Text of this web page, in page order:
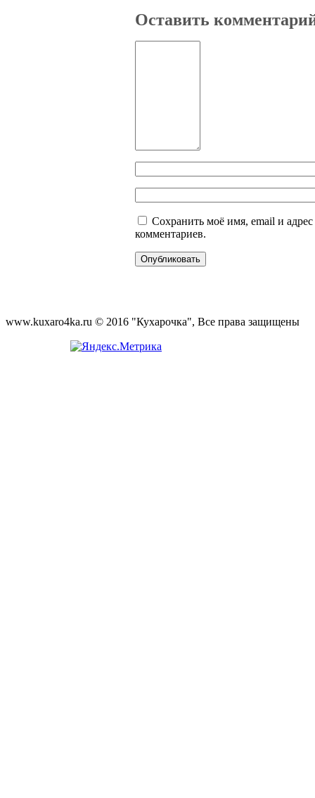
Оставить
Сохранить моё имя, email и
комментариев.
www.kuxaro4ka.ru © 2016 "Кухарочка", Все права защищены